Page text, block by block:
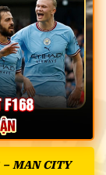
MAN CITY